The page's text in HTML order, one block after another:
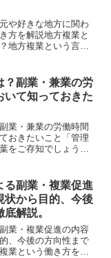
や好きな地方に関わ
方を解説地方複業と
地方複業という言葉
事の形のことです。
足解消...
？副業・兼業の労
いて知っておきた
業・兼業の労働時間
おきたいこと「管理
をご存知でしょう
の計算をなくすこと
そこでこ...
る副業・複業促進
状から目的、今後
解説。
業・複業促進の内容
、今後の方向性まで
業という働き方をご